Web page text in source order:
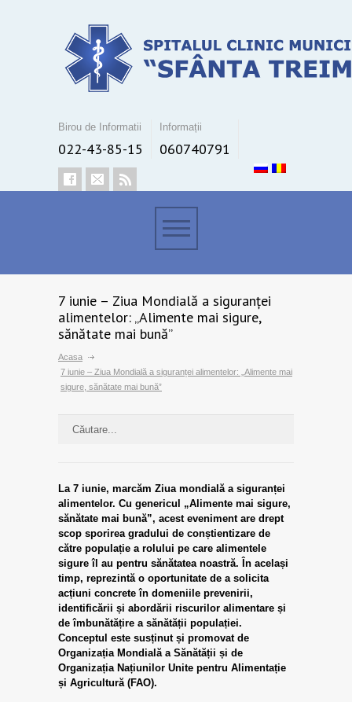
Birou de Informatii
022-43-85-15
Informații
060740791
7 iunie – Ziua Mondială a siguranței
alimentelor: „Alimente mai sigure,
sănătate mai bună”
Acasa
7 iunie – Ziua Mondială a siguranței alimentelor: „Alimente mai
sigure, sănătate mai bună”
La 7 iunie, marcăm Ziua mondială a siguranței
alimentelor. Cu genericul „Alimente mai sigure,
sănătate mai bună”, acest eveniment are drept
scop sporirea gradului de conștientizare de
către populație a rolului pe care alimentele
sigure îl au pentru sănătatea noastră. În același
timp, reprezintă o oportunitate de a solicita
acțiuni concrete în domeniile prevenirii,
identificării și abordării riscurilor alimentare și
de îmbunătățire a sănătății populației.
Conceptul este susținut și promovat de
Organizația Mondială a Sănătății și de
Organizația Națiunilor Unite pentru Alimentație
și Agricultură (FAO).